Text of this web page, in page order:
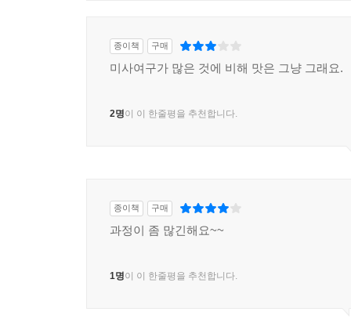
종이책 구매
미사여구가 많은 것에 비해 맛은 그냥 그래요.
2명이 이 한줄평을 추천합니다.
종이책 구매
과정이 좀 많긴해요~~
1명이 이 한줄평을 추천합니다.